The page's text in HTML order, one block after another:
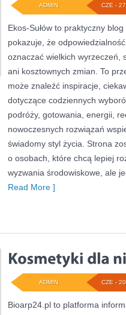
CZE -
ADMIN
Ekos-Sułów to praktyczny
pokazuje, że
oznaczać wielkich wyrzeczeń,
ani kosztownych zmian. To
może znaleźć inspiracje,
dotyczące codziennych
podróży, gotowania, energii,
nowoczesnych rozwiązań
świadomy styl życia. Strona
o osobach, które chcą lepiej
wyzwania środowiskowe, ale
Read More ]
CZE -
ADMIN
Bioarp24.pl to platforma